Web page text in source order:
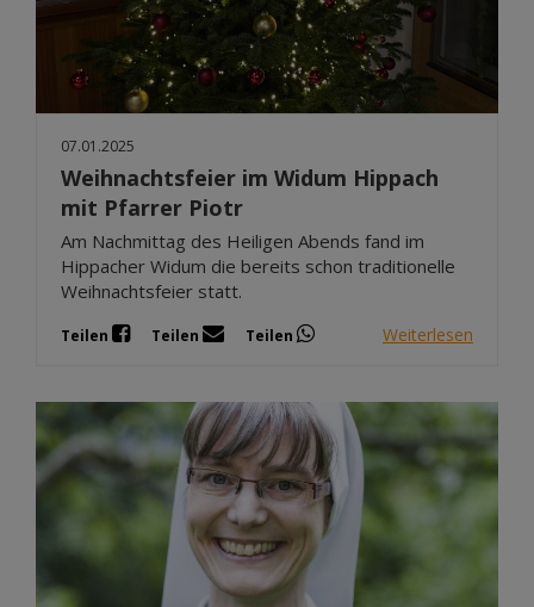
07.01.2025
Weihnachtsfeier im Widum Hippach
mit Pfarrer Piotr
Am Nachmittag des Heiligen Abends fand im
Hippacher Widum die bereits schon traditionelle
Weihnachtsfeier statt.
Teilen Teilen Teilen Weiterlesen